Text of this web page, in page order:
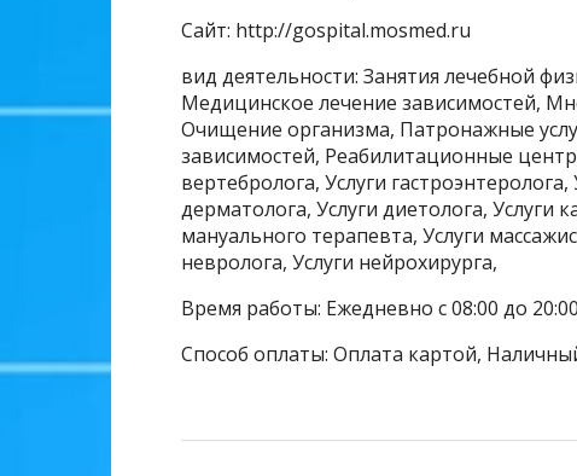
Сайт: http://gospital.mosmed.ru
вид деятельности: Занятия лечебной
Медицинское лечение зависимостей,
Очищение организма, Патронажные
зависимостей, Реабилитационные
вертебролога, Услуги
дерматолога, Услуги диетолога, Услуги
мануального терапевта, Услуги
невролога, Услуги нейрохирурга,
Время работы: Ежедневно с 08:00 до
Способ оплаты: Оплата картой,